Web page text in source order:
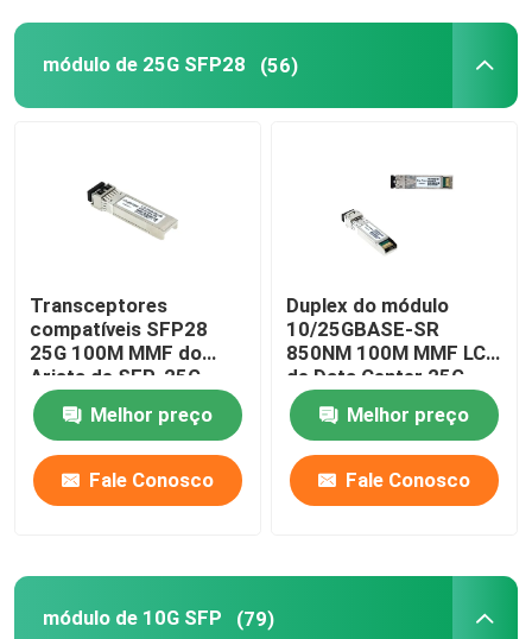
módulo de 25G SFP28 (56)
Transceptores
compatíveis SFP28
25G 100M MMF do
Arista de SFP-25G-
MR-SR para o LAN do
terrenoMelhor preço
Fale Conosco
Duplex do módulo
10/25GBASE-SR
850NM 100M MMF LC
de Data Center 25G
SFP28
Melhor preço
Fale Conosco
módulo de 10G SFP (79)